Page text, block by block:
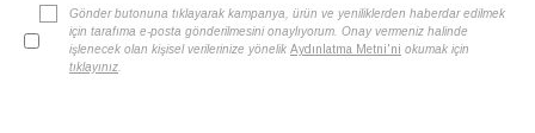
Gönder butonuna tıklayarak kampanya, ürün ve yeniliklerden haberdar edilmek
için tarafıma e-posta gönderilmesini onaylıyorum. Onay vermeniz halinde
işlenecek olan kişisel verilerinize yönelik Aydınlatma Metni'ni okumak için
tıklayınız